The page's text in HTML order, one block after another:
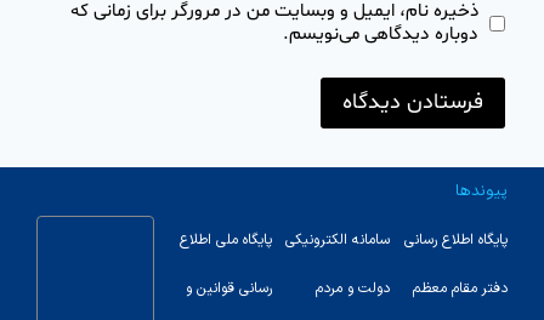
ذخیره نام، ایمیل و وبسایت من در مرورگر برای زمانی که
دوباره دیدگاهی می‌نویسم.
پیوندها
پایگاه اطلاع رسانی
دفتر مقام معظم
سامانه الکترونیکی
دولت و مردم
پایگاه ملی اطلاع
رسانی قوانین و